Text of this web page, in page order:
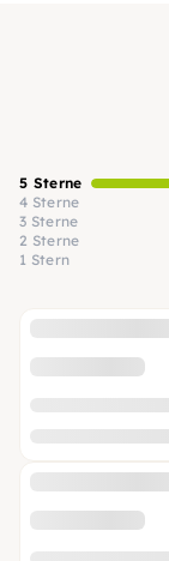
5 Sterne
4 Sterne
3 Sterne
2 Sterne
1 Stern